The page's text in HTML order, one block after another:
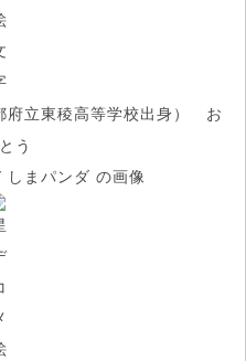
立東稜高等学校出身） お
う